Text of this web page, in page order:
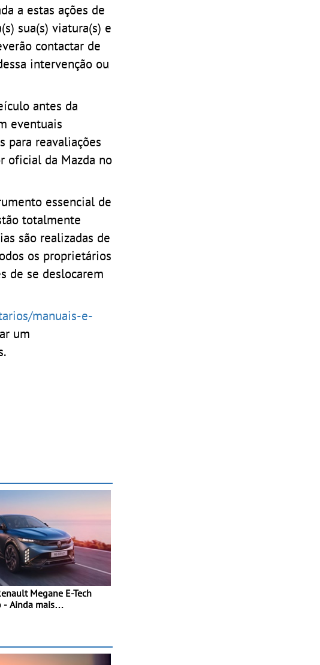
a estas ações de
sua(s) viatura(s) e
contactar de
intervenção ou
antes da
eventuais
para reavaliações
oficial da Mazda no
essencial de
totalmente
são realizadas de
os proprietários
de se deslocarem
manuais-e-
um
Megane E-Tech
- Ainda mais